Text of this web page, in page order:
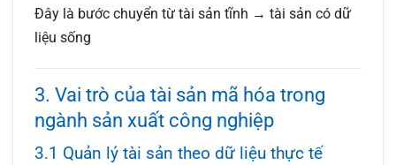
Đây là bước chuyển từ tài sản tĩnh → tài sản có dữ
liệu sống
3. Vai trò của tài sản mã hóa trong
ngành sản xuất công nghiệp
3.1 Quản lý tài sản theo dữ liệu thực tế